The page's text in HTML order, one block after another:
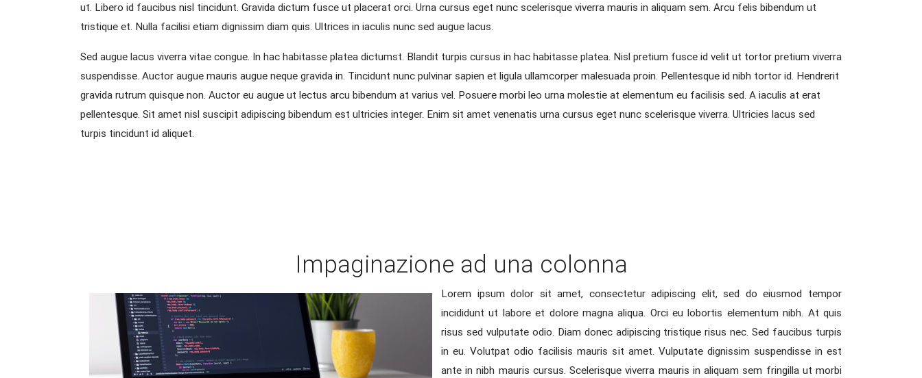
ut. Libero id faucibus nisl tincidunt. Gravida dictum fusce ut placerat orci. Urna cursus eget nunc scelerisque viverra mauris in aliquam sem. Arcu felis bibendum ut
tristique et. Nulla facilisi etiam dignissim diam quis. Ultrices in iaculis nunc sed augue lacus.
Sed augue lacus viverra vitae congue. In hac habitasse platea dictumst. Blandit turpis cursus in hac habitasse platea. Nisl pretium fusce id velit ut tortor pretium viverra
suspendisse. Auctor augue mauris augue neque gravida in. Tincidunt nunc pulvinar sapien et ligula ullamcorper malesuada proin. Pellentesque id nibh tortor id. Hendrerit
gravida rutrum quisque non. Auctor eu augue ut lectus arcu bibendum at varius vel. Posuere morbi leo urna molestie at elementum eu facilisis sed. A iaculis at erat
pellentesque. Sit amet nisl suscipit adipiscing bibendum est ultricies integer. Enim sit amet venenatis urna cursus eget nunc scelerisque viverra. Ultricies lacus sed
turpis tincidunt id aliquet.
Impaginazione ad una colonna
Lorem ipsum dolor sit amet, consectetur adipiscing elit, sed do eiusmod tempor
incididunt ut labore et dolore magna aliqua. Orci eu lobortis elementum nibh. At quis
risus sed vulputate odio. Diam donec adipiscing tristique risus nec. Sed faucibus turpis
in eu. Volutpat odio facilisis mauris sit amet. Vulputate dignissim suspendisse in est
ante in nibh mauris cursus. Scelerisque viverra mauris in aliquam sem fringilla ut morbi